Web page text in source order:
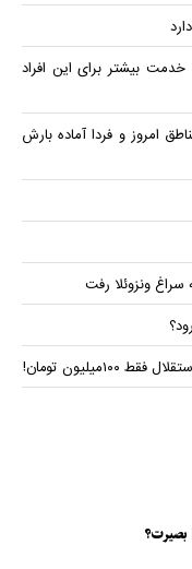
متقاضیان بازنشستگی| ۵ سال خدمت بیشتر برای این افراد
امروز و فردا آماده بارش
تومان!
بصیرت؟